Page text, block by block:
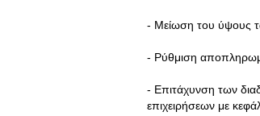
- Μείωση του ύψους
- Ρύθμιση
- Επιτάχυνση των
επιχειρήσεων με